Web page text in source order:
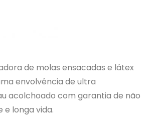
de molas ensacadas e látex
envolvência de ultra
acolchoado com garantia de não
e longa vida.